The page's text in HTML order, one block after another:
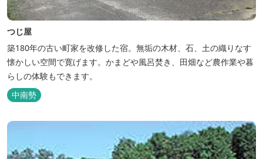
つじ屋
築180年の古い町家を改修した宿。無垢の木材、石、土の織りなす
懐かしい空間で寛げます。かまどや風呂焚き、田畑など農作業や暮
らしの体験もできます。
中南勢